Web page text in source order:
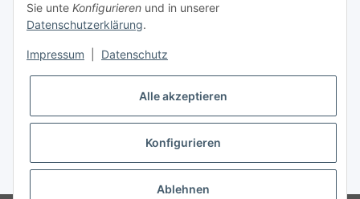
Gesetzliche Informationen
* Alle Preise inkl. gesetzlicher USt., zzgl.Versand
Sie unte Konfigurieren und in unserer
Datenschutzerklärung.
Impressum Datenschutz
Alle akzeptieren
Konfigurieren
Ablehnen